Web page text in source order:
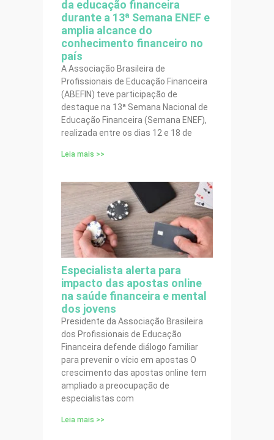
da educação financeira
durante a 13ª Semana ENEF e
amplia alcance do
conhecimento financeiro no
país
A Associação Brasileira de
Profissionais de Educação Financeira
(ABEFIN) teve participação de
destaque na 13ª Semana Nacional de
Educação Financeira (Semana ENEF),
realizada entre os dias 12 e 18 de
Leia mais >>
Especialista alerta para
impacto das apostas online
na saúde financeira e mental
dos jovens
Presidente da Associação Brasileira
dos Profissionais de Educação
Financeira defende diálogo familiar
para prevenir o vício em apostas O
crescimento das apostas online tem
ampliado a preocupação de
especialistas com
Leia mais >>